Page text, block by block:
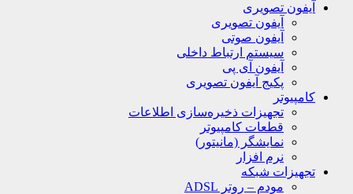
آیفون تصویری
آیفون تصویری
آیفون صوتی
سیستم ارتباط داخلی
آیفون آی پی
پکیج آیفون تصویری
کامپیوتر
تجهیزات ذخیره‌سازی اطلاعات
قطعات کامپیوتر
نمایشگر (مانیتور)
نرم افزار
تجهیزات شبکه
مودم – روتر ADSL